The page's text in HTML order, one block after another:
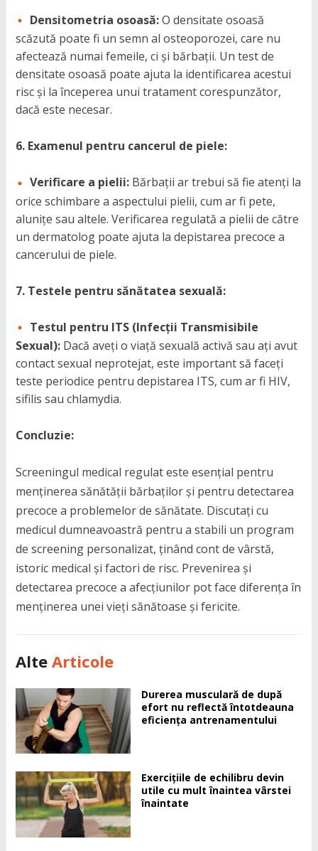
Densitometria osoasă:O densitate osoasă
scăzută poate fi un semn al osteoporozei, care nu
afectează numai femeile, ci și bărbații. Un test de
densitate osoasă poate ajuta la identificarea acestui
risc și la începerea unui tratament corespunzător,
dacă este necesar.
6. Examenul pentru cancerul de piele:
Verificare a pielii:Bărbații ar trebui să fie atenți la
orice schimbare a aspectului pielii, cum ar fi pete,
alunițe sau altele. Verificarea regulată a pielii de către
un dermatolog poate ajuta la depistarea precoce a
cancerului de piele.
7. Testele pentru sănătatea sexuală:
Testul pentru ITS (Infecții Transmisibile
Sexual):Dacă aveți o viață sexuală activă sau ați avut
contact sexual neprotejat, este important să faceți
teste periodice pentru depistarea ITS, cum ar fi HIV,
sifilis sau chlamydia.
Concluzie:
Screeningul medical regulat este esențial pentru
menținerea sănătății bărbaților și pentru detectarea
precoce a problemelor de sănătate. Discutați cu
medicul dumneavoastră pentru a stabili un program
de screening personalizat, ținând cont de vârstă,
istoric medical și factori de risc. Prevenirea și
detectarea precoce a afecțiunilor pot face diferența în
menținerea unei vieți sănătoase și fericite.
Alte Articole
Durerea musculară de după
efort nu reflectă întotdeauna
eficiența antrenamentului
Exercițiile de echilibru devin
utile cu mult înaintea vârstei
înaintate